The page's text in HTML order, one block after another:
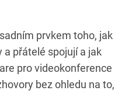
prvkem toho, jak
a přátelé spojují a jak
pro videokonference
bez ohledu na to,